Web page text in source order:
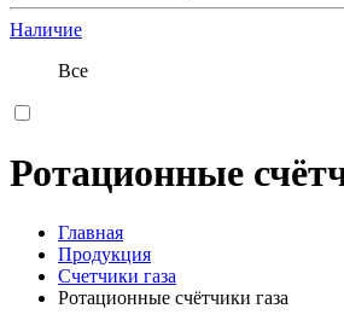
Наличие
Все
Ротационные
Главная
Продукция
Счетчики газа
Ротационные счётчики газа